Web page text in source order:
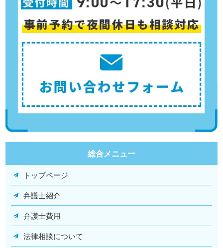
総合メニュー
トップページ
弁護士紹介
弁護士費用
法律相談について